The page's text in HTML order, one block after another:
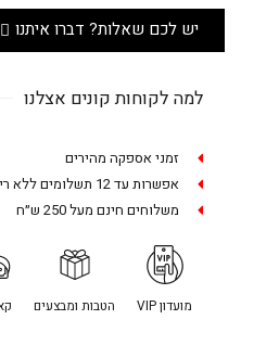
יש לכם שאלות? דברו איתנו
למה לקוחות קונים אצלנו
זמני אספקה מהירים
אפשרות עד 12 תשלומים ללא ריבית
משלוחים חינם מעל 250 ש״ח
מועדון VIP הטבות ומבצעים